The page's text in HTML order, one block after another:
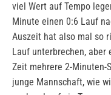
viel Wert auf Tempo
Minute einen 0:6 Lauf
Auszeit hat also mal so
Lauf unterbrechen,
Zeit mehrere 2-Minuten-
junge Mannschaft, wie